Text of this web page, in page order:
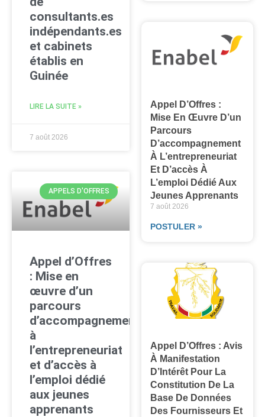
consultants.es
indépendants.es
et cabinets
établis en
Guinée
LIRE LA SUITE »
7 août 2026
APPELS D'OFFRES
Appel d’Offres
: Mise en
œuvre d’un
parcours
d’accompagnement
à
l’entrepreneuriat
et d’accès à
l’emploi dédié
aux jeunes
apprenants
Appel D’Offres :
Mise En Œuvre D’un
Parcours
D’accompagnement
À L’entrepreneuriat
Et D’accès À
L’emploi Dédié Aux
Jeunes Apprenants
7 août 2026
POSTULER »
Appel D’Offres : Avis
À Manifestation
D’Intérêt Pour La
Constitution De La
Base De Données
Des Fournisseurs Et